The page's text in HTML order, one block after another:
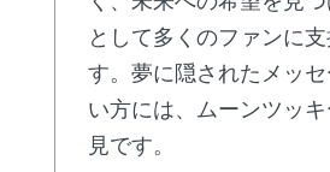
として多くのファンに
す。夢に隠されたメッ
い方には、ムーンツッ
見です。